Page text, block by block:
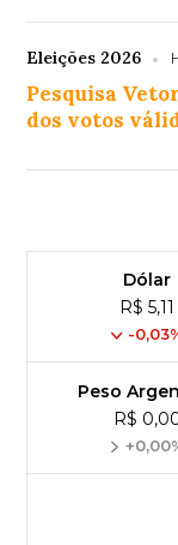
Eleições 2026
Pesquisa
dos votos
Dólar
R$ 5,11
-
Peso
R$